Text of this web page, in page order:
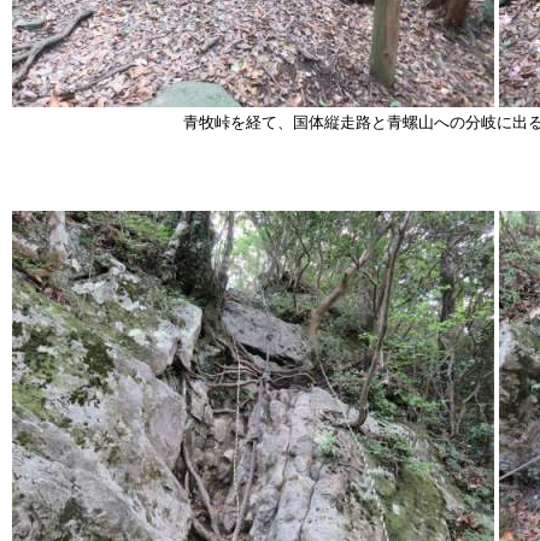
青牧峠を経て、国体縦走路と青螺山への分岐に出